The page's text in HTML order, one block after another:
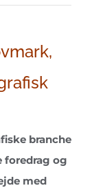
branche
foredrag og
med